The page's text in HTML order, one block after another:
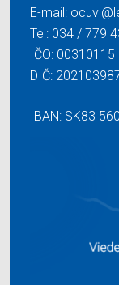
E-mail:
Tel: 034 / 779
IČO: 00310115
DIČ:
IBAN: SK83